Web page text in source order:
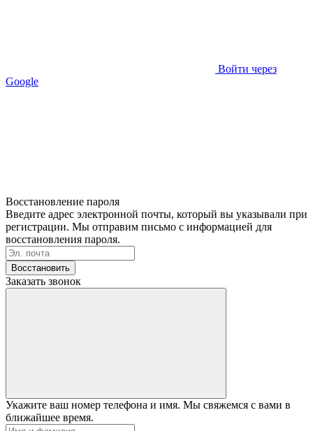
Войти через
Google
Восстановление пароля
Введите адрес электронной почты, который вы указывали при
регистрации. Мы отправим письмо с информацией для
восстановления пароля.
Восстановить
Заказать звонок
Укажите ваш номер телефона и имя. Мы свяжемся с вами в
ближайшее время.